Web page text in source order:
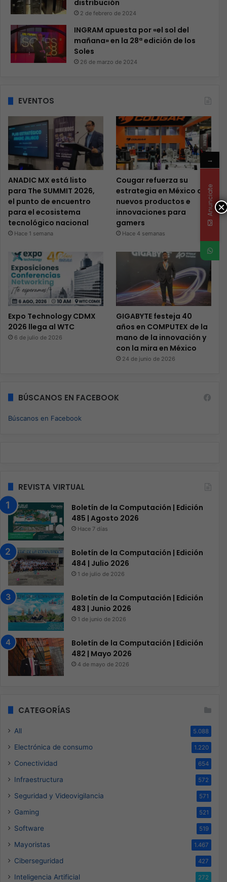
distribución
2 de febrero de 2024
INGRAM apuesta por «el sol del
mañana» en la 28ª edición de los
Soles
26 de marzo de 2024
EVENTOS
ANADIC MX está listo
para The SUMMIT 2026,
el punto de encuentro
para el ecosistema
tecnológico nacional
Hace 1 semana
Cougar refuerza su
estrategia en México con
nuevos productos e
innovaciones para
gamers
Hace 4 semanas
Expo Technology CDMX
2026 llega al WTC
6 de julio de 2026
GIGABYTE festeja 40
años en COMPUTEX de la
mano de la innovación y
con la mira en México
24 de junio de 2026
BÚSCANOS EN FACEBOOK
Búscanos en Facebook
REVISTA VIRTUAL
Boletín de la Computación | Edición
485 | Agosto 2026
Hace 7 días
Boletín de la Computación | Edición
484 | Julio 2026
1 de julio de 2026
Boletín de la Computación | Edición
483 | Junio 2026
1 de junio de 2026
Boletín de la Computación | Edición
482 | Mayo 2026
4 de mayo de 2026
CATEGORÍAS
All 5.088
Electrónica de consumo 1.220
Conectividad 654
Infraestructura 572
Seguridad y Videovigilancia 571
Gaming 521
Software 519
Mayoristas 1.467
Ciberseguridad 427
Inteligencia Artificial 272
×
→
Anunciate